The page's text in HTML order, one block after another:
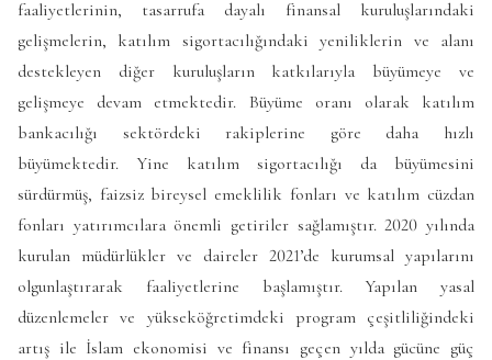
faaliyetlerinin, tasarrufa dayalı finansal kuruluşlarındaki
gelişmelerin, katılım sigortacılığındaki yeniliklerin ve alanı
destekleyen diğer kuruluşların katkılarıyla büyümeye ve
gelişmeye devam etmektedir. Büyüme oranı olarak katılım
bankacılığı sektördeki rakiplerine göre daha hızlı
büyümektedir. Yine katılım sigortacılığı da büyümesini
sürdürmüş, faizsiz bireysel emeklilik fonları ve katılım cüzdan
fonları yatırımcılara önemli getiriler sağlamıştır. 2020 yılında
kurulan müdürlükler ve daireler 2021’de kurumsal yapılarını
olgunlaştırarak faaliyetlerine başlamıştır. Yapılan yasal
düzenlemeler ve yükseköğretimdeki program çeşitliliğindeki
artış ile İslam ekonomisi ve finansı geçen yılda gücüne güç